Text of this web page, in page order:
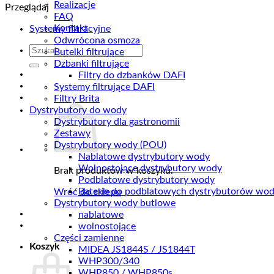
Realizacje
FAQ
Kontakt
Szukaj:
Brak produktów w koszyku.
Wróć do sklepu
Koszyk
Przeglądaj
Systemy filtracyjne
Odwrócona osmoza
Butelki filtrujące
Dzbanki filtrujące
Filtry do dzbanków DAFI
Systemy filtrujące DAFI
Filtry Brita
Dystrybutory do wody
Dystrybutory dla gastronomii
Zestawy
Dystrybutory wody (POU)
Nablatowe dystrybutory wody
Wolnostojące dystrybutory wody
Podblatowe dystrybutory wody
Baterie do podblatowych dystrybutorów
Dystrybutory wody butlowe
nablatowe
wolnostojące
Części zamienne
MIDEA JS1844S / JS1844T
WHP300/340